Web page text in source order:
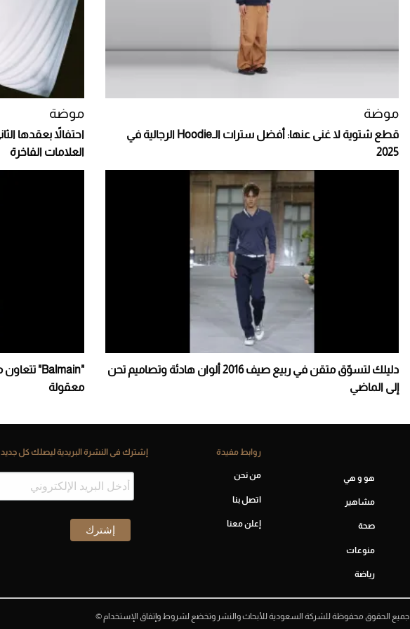
موضة
قطع شتوية لا غنى عنها: أفضل سترات الـHoodie الرجالية في
2025
موضة
العلامات الفاخرة
دليلك لتسوّق متقن في ربيع صيف 2016 ألوان هادئة وتصاميم تحن
إلى الماضي
معقولة
هو و هي
مشاهير
صحة
منوعات
رياضة
روابط مفيدة
من نحن
اتصل بنا
إعلن معنا
إشترك فى النشرة البريدية ليصلك كل جديد
جميع الحقوق محفوظة للشركة السعودية للأبحاث والنشر وتخضع لشروط وإتفاق الإستخدام ©